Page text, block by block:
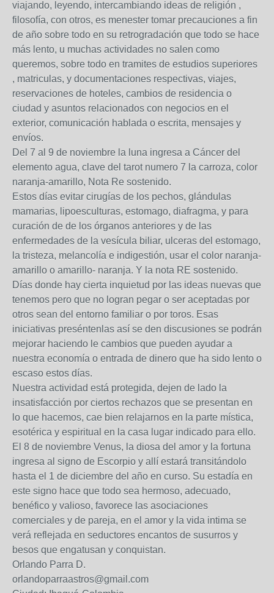
viajando, leyendo, intercambiando ideas de religión ,
filosofía, con otros, es menester tomar precauciones a fin
de año sobre todo en su retrogradación que todo se hace
más lento, u muchas actividades no salen como
queremos, sobre todo en tramites de estudios superiores
, matriculas, y documentaciones respectivas, viajes,
reservaciones de hoteles, cambios de residencia o
ciudad y asuntos relacionados con negocios en el
exterior, comunicación hablada o escrita, mensajes y
envíos.
Del 7 al 9 de noviembre la luna ingresa a Cáncer del
elemento agua, clave del tarot numero 7 la carroza, color
naranja-amarillo, Nota Re sostenido.
Estos días evitar cirugías de los pechos, glándulas
mamarias, lipoesculturas, estomago, diafragma, y para
curación de de los órganos anteriores y de las
enfermedades de la vesícula biliar, ulceras del estomago,
la tristeza, melancolía e indigestión, usar el color naranja-
amarillo o amarillo- naranja. Y la nota RE sostenido.
Días donde hay cierta inquietud por las ideas nuevas que
tenemos pero que no logran pegar o ser aceptadas por
otros sean del entorno familiar o por toros. Esas
iniciativas preséntenlas así se den discusiones se podrán
mejorar haciendo le cambios que pueden ayudar a
nuestra economía o entrada de dinero que ha sido lento o
escaso estos días.
Nuestra actividad está protegida, dejen de lado la
insatisfacción por ciertos rechazos que se presentan en
lo que hacemos, cae bien relajarnos en la parte mística,
esotérica y espiritual en la casa lugar indicado para ello.
El 8 de noviembre Venus, la diosa del amor y la fortuna
ingresa al signo de Escorpio y allí estará transitándolo
hasta el 1 de diciembre del año en curso. Su estadía en
este signo hace que todo sea hermoso, adecuado,
benéfico y valioso, favorece las asociaciones
comerciales y de pareja, en el amor y la vida intima se
verá reflejada en seductores encantos de susurros y
besos que engatusan y conquistan.
Orlando Parra D.
orlandoparraastros@gmail.com